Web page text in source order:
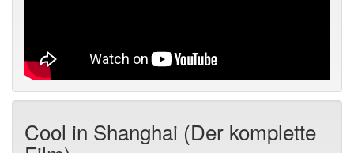
Cool in Shanghai (Der komplette